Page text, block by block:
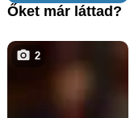
Őket már láttad?
2